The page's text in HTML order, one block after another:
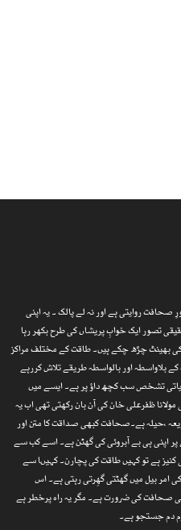
روایتی ہے اور نہ لے پالک ۔ یہ اپنی
تصور ایک خوابِ پریشاں کی طرح بکھر رہا
بھینٹ چڑھ چکے ہیں۔ طاقت کے مختلف مراکز
بلاواسطہ اور بالواسطہ طریقے تلاش کررہے
تشخص سب کچھ داؤ پر ہے۔ ایسے میں
ظفرعلی خان کی آن بان رکھتی تھی اب یہ
،حیلہ ہے۔صحافت کبھی صداقت کا متن اور
اپنی ہی بے آبروئی کی گھٹن ہے۔ اسے کب سے
کنیز ہے تو کہیں طاقت کی پچارن۔ کہیںا سے
امر بیل میں گھٹتی گھِرتی رہتی ہے۔ اس
کی ضرورت ہے۔ مگر یہ راہ پرخطر ہے
دم جستجو ہے۔